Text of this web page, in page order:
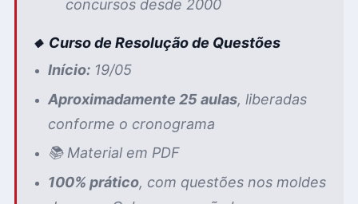
concursos desde 2000
🔸 Curso de Resolução de Questões
Início: 19/05
Aproximadamente 25 aulas, liberadas
conforme o cronograma
📚 Material em PDF
100% prático, com questões nos moldes